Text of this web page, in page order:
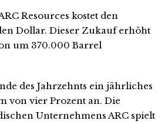
Resources kostet den
Dollar. Dieser Zukauf erhöht
um 370.000 Barrel
des Jahrzehnts ein jährliches
von vier Prozent an. Die
Unternehmens ARC spielt